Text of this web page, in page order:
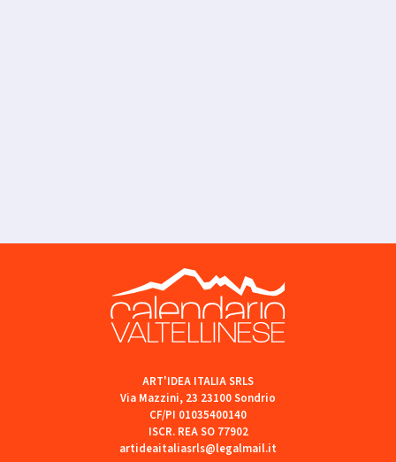
ART'IDEA ITALIA SRLS
Via Mazzini, 23 23100 Sondrio
CF/PI 01035400140
ISCR. REA SO 77902
artideaitaliasrls@legalmail.it